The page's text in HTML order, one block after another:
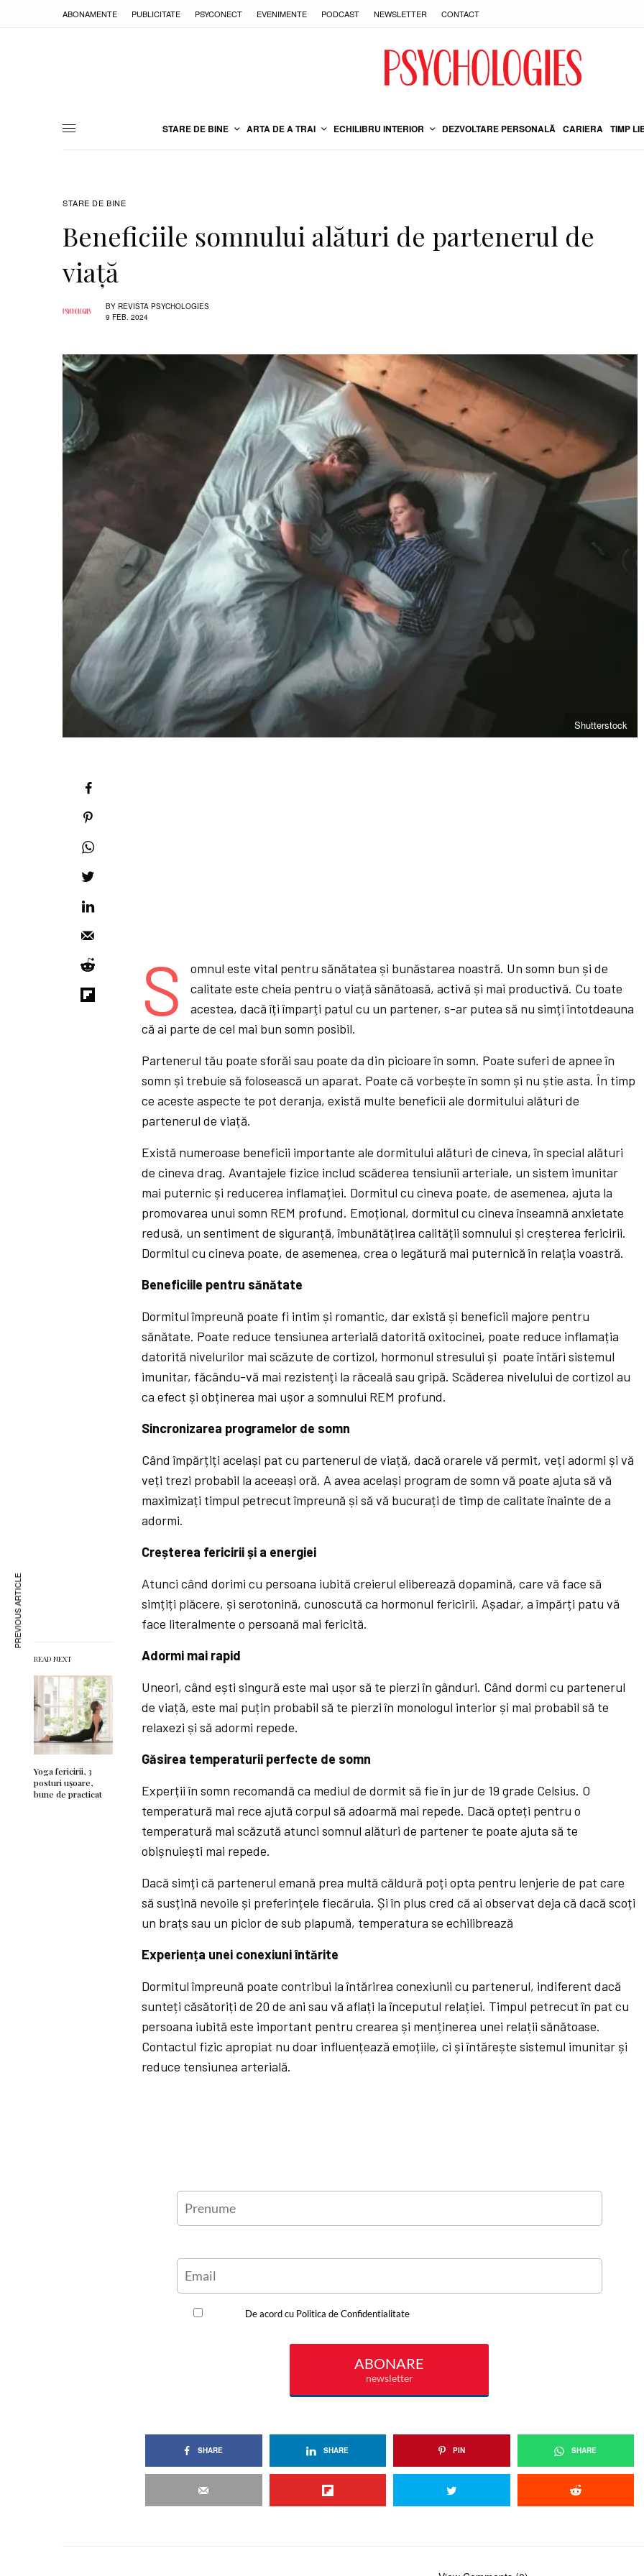
ABONAMENTE PUBLICITATE PSYCONECT EVENIMENTE PODCAST NEWSLETTER CONTACT
STARE DE BINE ARTA DE A TRAI ECHILIBRU INTERIOR DEZVOLTARE PERSONALĂ CARIERA TIMP
STARE DE BINE
Beneficiile somnului alături de partenerul de
viață
BY REVISTA PSYCHOLOGIES
9 FEB. 2024
Shutterstock
READ NEXT
Yoga fericirii, 3
posturi ușoare,
bune de practicat
S
omnul este vital pentru sănătatea și bunăstarea noastră. Un somn bun și de
calitate este cheia pentru o viață sănătoasă, activă și mai productivă. Cu toate
acestea, dacă îți împarți patul cu un partener, s-ar putea să nu simți întotdeauna
că ai parte de cel mai bun somn posibil.
Partenerul tău poate sforăi sau poate da din picioare în somn. Poate suferi de apnee în
somn și trebuie să folosească un aparat. Poate că vorbește în somn și nu știe asta. În timp
ce aceste aspecte te pot deranja, există multe beneficii ale dormitului alături de
partenerul de viață.
Există numeroase beneficii importante ale dormitului alături de cineva, în special alături
de cineva drag. Avantajele fizice includ scăderea tensiunii arteriale, un sistem imunitar
mai puternic și reducerea inflamației. Dormitul cu cineva poate, de asemenea, ajuta la
promovarea unui somn REM profund. Emoțional, dormitul cu cineva înseamnă anxietate
redusă, un sentiment de siguranță, îmbunătățirea calității somnului și creșterea fericirii.
Dormitul cu cineva poate, de asemenea, crea o legătură mai puternică în relația voastră.
Beneficiile pentru sănătate
Dormitul împreună poate fi intim și romantic, dar există și beneficii majore pentru
sănătate. Poate reduce tensiunea arterială datorită oxitocinei, poate reduce inflamația
datorită nivelurilor mai scăzute de cortizol, hormonul stresului și poate întări sistemul
imunitar, făcându-vă mai rezistenți la răceală sau gripă. Scăderea nivelului de cortizol au
ca efect și obținerea mai ușor a somnului REM profund.
Sincronizarea programelor de somn
Când împărțiți același pat cu partenerul de viață, dacă orarele vă permit, veți adormi și vă
veți trezi probabil la aceeași oră. A avea același program de somn vă poate ajuta să vă
maximizați timpul petrecut împreună și să vă bucurați de timp de calitate înainte de a
adormi.
Creșterea fericirii și a energiei
Atunci când dorimi cu persoana iubită creierul eliberează dopamină, care vă face să
simțiți plăcere, și serotonină, cunoscută ca hormonul fericirii. Așadar, a împărți patu vă
face literalmente o persoană mai fericită.
Adormi mai rapid
Uneori, când ești singură este mai ușor să te pierzi în gânduri. Când dormi cu partenerul
de viață, este mai puțin probabil să te pierzi în monologul interior și mai probabil să te
relaxezi și să adormi repede.
Găsirea temperaturii perfecte de somn
Experții în somn recomandă ca mediul de dormit să fie în jur de 19 grade Celsius. O
temperatură mai rece ajută corpul să adoarmă mai repede. Dacă opteți pentru o
temperatură mai scăzută atunci somnul alături de partener te poate ajuta să te
obișnuiești mai repede.
Dacă simți că partenerul emană prea multă căldură poți opta pentru lenjerie de pat care
să susțină nevoile și preferințele fiecăruia. Și în plus cred că ai observat deja că dacă scoți
un brațs sau un picior de sub plapumă, temperatura se echilibrează
Experiența unei conexiuni întărite
Dormitul împreună poate contribui la întărirea conexiunii cu partenerul, indiferent dacă
sunteți căsătoriți de 20 de ani sau vă aflați la începutul relației. Timpul petrecut în pat cu
persoana iubită este important pentru crearea și menținerea unei relații sănătoase.
Contactul fizic apropiat nu doar influențează emoțiile, ci și întărește sistemul imunitar și
reduce tensiunea arterială.
SHARE SHARE PIN SHARE
PREVIOUS ARTICLE